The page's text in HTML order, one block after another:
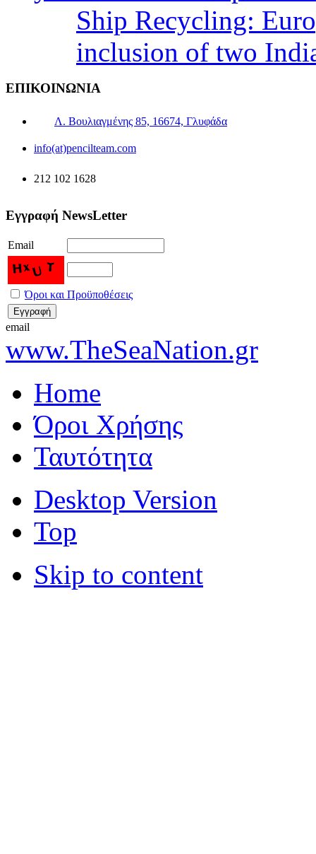
Ship Recycling:
inclusion of two
ΕΠΙΚΟΙΝΩΝΙΑ
Λ. Βουλιαγμένης 85, 16674, Γλυφάδα
info(at)pencilteam.com
212 102 1628
Εγγραφή NewsLetter
Email
Όροι και Προϋποθέσεις
email
www.TheSeaNation.gr
Home
Όροι Χρήσης
Ταυτότητα
Desktop Version
Top
Skip to content